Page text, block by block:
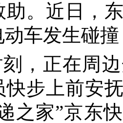
助。近日，
车发生碰
，正在周
快步上前安
之家”京东